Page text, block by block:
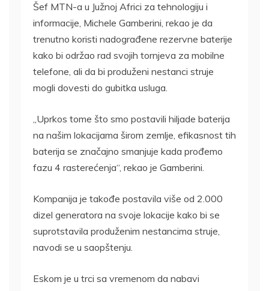
Šef MTN-a u Južnoj Africi za tehnologiju i
informacije, Michele Gamberini, rekao je da
trenutno koristi nadograđene rezervne baterije
kako bi održao rad svojih tornjeva za mobilne
telefone, ali da bi produženi nestanci struje
mogli dovesti do gubitka usluga.
„Uprkos tome što smo postavili hiljade baterija
na našim lokacijama širom zemlje, efikasnost tih
baterija se značajno smanjuje kada prođemo
fazu 4 rasterećenja“, rekao je Gamberini.
Kompanija je takođe postavila više od 2.000
dizel generatora na svoje lokacije kako bi se
suprotstavila produženim nestancima struje,
navodi se u saopštenju.
Eskom je u trci sa vremenom da nabavi